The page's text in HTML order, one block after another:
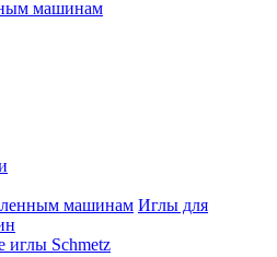
машинам
машинам Иглы для
Schmetz